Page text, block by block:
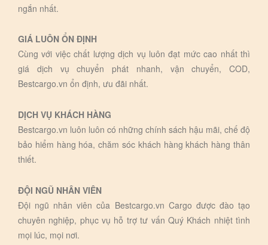
ngắn nhất.
GIÁ LUÔN ỔN ĐỊNH
Cùng với việc chất lượng dịch vụ luôn đạt mức cao nhất thì
giá dịch vụ chuyển phát nhanh, vận chuyển, COD,
Bestcargo.vn ổn định, ưu đãi nhất.
DỊCH VỤ KHÁCH HÀNG
Bestcargo.vn luôn luôn có những chính sách hậu mãi, chế độ
bảo hiểm hàng hóa, chăm sóc khách hàng khách hàng thân
thiết.
ĐỘI NGŨ NHÂN VIÊN
Đội ngũ nhân viên của Bestcargo.vn Cargo được đào tạo
chuyên nghiệp, phục vụ hỗ trợ tư vấn Quý Khách nhiệt tình
mọi lúc, mọi nơi.